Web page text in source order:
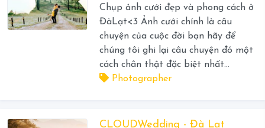
Chụp ảnh cưới đẹp và phong cách ở
ĐàLạt<3 Ảnh cưới chính là câu
chuyện của cuộc đời bạn hãy để
chúng tôi ghi lại câu chuyện đó một
cách chân thật đặc biệt nhất...
Photographer
CLOUDWedding - Đà Lạt